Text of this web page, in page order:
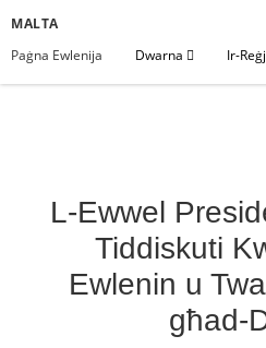
MALTA
Paġna Ewlenija
Dwarna Ir-
L-Ewwel
Tiddiskuti
Ewlenin u
għad-